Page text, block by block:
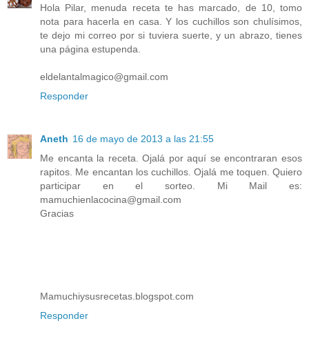
Hola Pilar, menuda receta te has marcado, de 10, tomo
nota para hacerla en casa. Y los cuchillos son chulísimos,
te dejo mi correo por si tuviera suerte, y un abrazo, tienes
una página estupenda.
eldelantalmagico@gmail.com
Responder
Aneth 16 de mayo de 2013 a las 21:55
Me encanta la receta. Ojalá por aquí se encontraran esos
rapitos. Me encantan los cuchillos. Ojalá me toquen. Quiero
participar en el sorteo. Mi Mail es:
mamuchienlacocina@gmail.com
Gracias
Mamuchiysusrecetas.blogspot.com
Responder